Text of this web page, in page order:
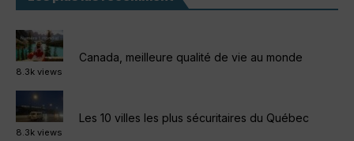
Canada, meilleure qualité de vie au monde
8.3k views
Les 10 villes les plus sécuritaires du Québec
8.3k views